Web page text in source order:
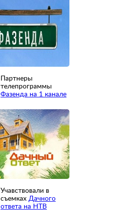
Партнеры
телепрограммы
Фазенда на 1 канале
Учавствовали в
съемках Дачного
ответа на НТВ